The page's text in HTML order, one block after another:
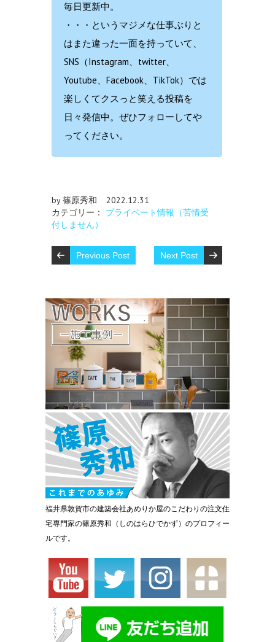
毎日更新中。
・・・というマジメな仕事ぶりと
はまた違った一面を持っていて、
SNS（Instagram、twitter、
Youtube、Facebook、TikTok）では
楽しくてクスっと笑える投稿を
日々発信中。ぜひフォローしてや
ってください。
by 篠原秀和
2022.12.31
カテゴリー： プライベート情報（苦情受
付しません）
Previous Post Next Post
福井県敦賀市の建築会社あめりか屋のこだわりの注文住
宅専門家の篠原秀和（しのはらひでかず）のプロフィー
ルです。